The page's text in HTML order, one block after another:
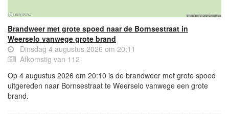
Brandweer met grote spoed naar de Bornsestraat in
Weerselo vanwege grote brand
Dinsdag 4 augustus 2026 om 20:11
Afkomstig van 112
Op 4 augustus 2026 om 20:10 is de brandweer met grote spoed
uitgereden naar Bornsestraat te Weerselo vanwege een grote
brand.